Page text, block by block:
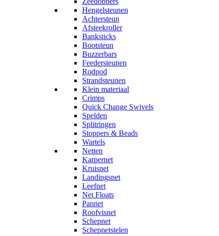
Hengelsteunen
Achtersteun
Afsteekroller
Banksticks
Bootsteun
Buzzerbars
Feedersteunen
Rodpod
Strandsteunen
Klein materiaal
Crimps
Quick Change Swivels
Spelden
Splitringen
Stoppers & Beads
Wartels
Netten
Karpernet
Kruisnet
Landingsnet
Leefnet
Net Floats
Pannet
Roofvisnet
Schepnet
Schepnetstelen